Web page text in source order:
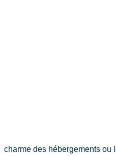
charme des hébergements ou